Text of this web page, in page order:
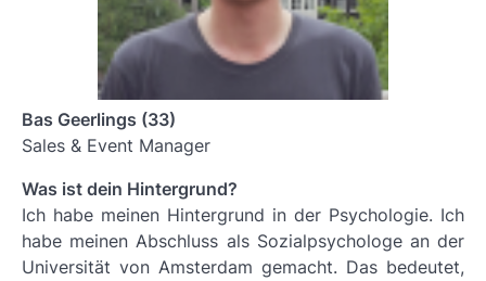
Bas Geerlings (33)
Sales & Event Manager
Was ist dein Hintergrund?
Ich habe meinen Hintergrund in der Psychologie. Ich
habe meinen Abschluss als Sozialpsychologe an der
Universität von Amsterdam gemacht. Das bedeutet,